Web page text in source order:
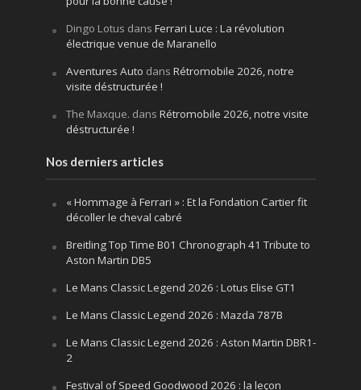
Dingo Lotus dans Ferrari Luce : La révolution
électrique venue de Maranello
Aventures Auto dans Rétromobile 2026, notre
visite déstructurée !
The Maxque. dans Rétromobile 2026, notre visite
déstructurée !
Nos derniers articles
« Hommage à Ferrari » : Et la Fondation Cartier fit
décoller le cheval cabré
Breitling Top Time B01 Chronograph 41 Tribute to
Aston Martin DB5
Le Mans Classic Legend 2026 : Lotus Elise GT1
Le Mans Classic Legend 2026 : Mazda 787B
Le Mans Classic Legend 2026 : Aston Martin DBR1-
2
Festival of Speed Goodwood 2026 : la leçon